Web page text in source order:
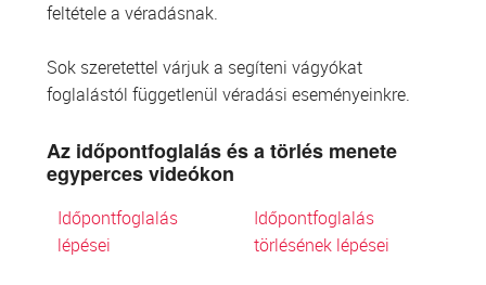
feltétele a véradásnak.
Sok szeretettel várjuk a segíteni vágyókat
foglalástól függetlenül véradási eseményeinkre.
Az időpontfoglalás és a törlés menete
egyperces videókon
Időpontfoglalás
lépései
Időpontfoglalás
törlésének lépései